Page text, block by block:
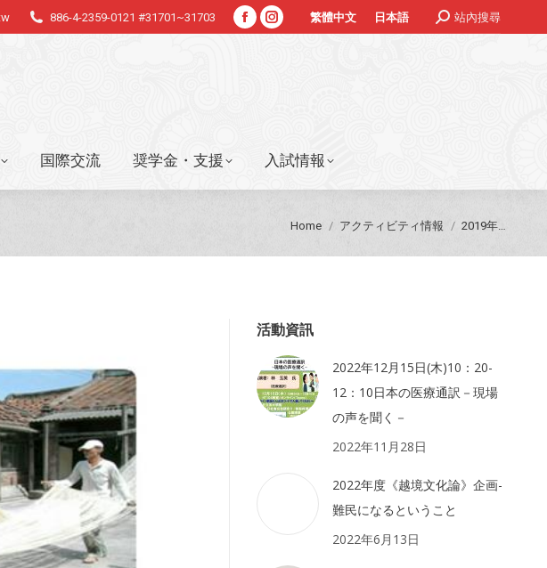
886-4-2359-0121 #31701~31703
FacebookInstagram
繁體中文 日本語 Search:站內搜尋
国際交流 奨学金・支援 入試情報
You are here:
Home アクティビティ情報 2019年…
活動資訊
2022年12月15日(木)10：20-
12：10日本の医療通訳－現場
の声を聞く－
2022年11月28日
2022年度《越境文化論》企画-
難民になるということ
2022年6月13日
国際交流 奨学金・支援 入試情報